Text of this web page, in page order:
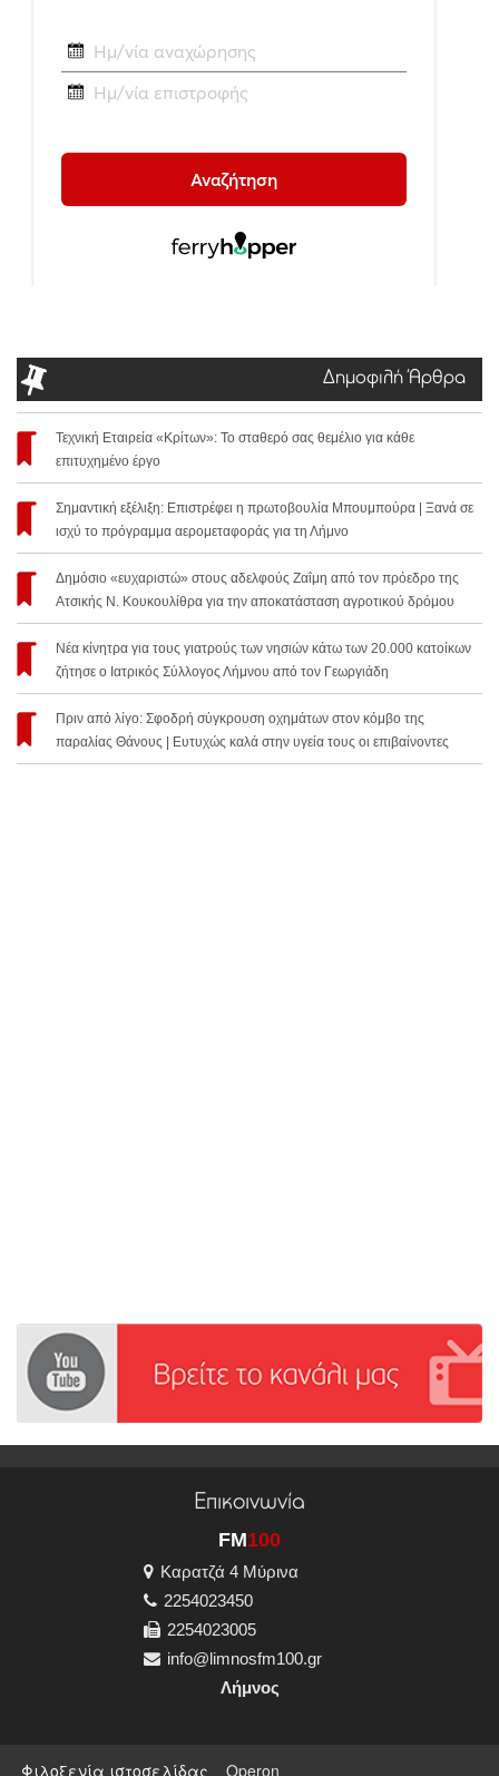
Δημοφιλή Άρθρα
Τεχνική Εταιρεία «Κρίτων»: Το σταθερό σας θεμέλιο για κάθε
επιτυχημένο έργο
Σημαντική εξέλιξη: Επιστρέφει η πρωτοβουλία Μπουμπούρα | Ξανά σε
ισχύ το πρόγραμμα αερομεταφοράς για τη Λήμνο
Δημόσιο «ευχαριστώ» στους αδελφούς Ζαΐμη από τον πρόεδρο της
Ατσικής Ν. Κουκουλίθρα για την αποκατάσταση αγροτικού δρόμου
Νέα κίνητρα για τους γιατρούς των νησιών κάτω των 20.000 κατοίκων
ζήτησε ο Ιατρικός Σύλλογος Λήμνου από τον Γεωργιάδη
Πριν από λίγο: Σφοδρή σύγκρουση οχημάτων στον κόμβο της
παραλίας Θάνους | Ευτυχώς καλά στην υγεία τους οι επιβαίνοντες
Επικοινωνία
FM100
Καρατζά 4 Μύρινα
2254023450
2254023005
info@limnosfm100.gr
Λήμνος
Φιλοξενία ιστοσελίδας Operon